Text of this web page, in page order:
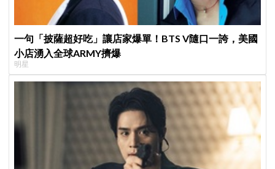
一句「披薩超好吃」讓店家爆單！BTS V隨口一誇，美國
小店湧入全球ARMY擠爆
明星